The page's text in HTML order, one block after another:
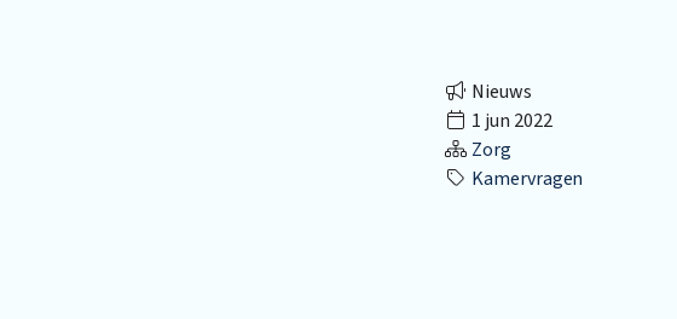
Nieuws
1 jun 2022
Zorg
Kamervragen